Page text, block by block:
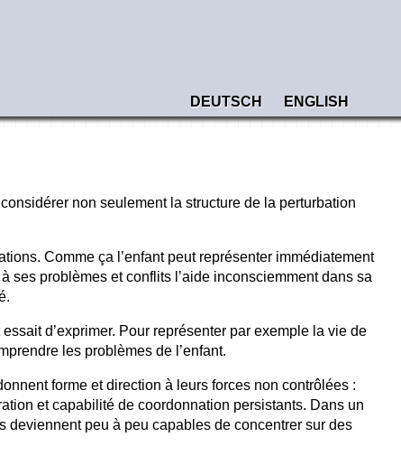
DEUTSCH
ENGLISH
non seulement la structure de la perturbation
Comme ça l’enfant peut représenter immédiatement
ses problèmes et conflits l’aide inconsciemment dans sa
d’exprimer. Pour représenter par exemple la vie de
les problèmes de l’enfant.
forme et direction à leurs forces non contrôlées :
et capabilité de coordonnation persistants. Dans un
deviennent peu à peu capables de concentrer sur des